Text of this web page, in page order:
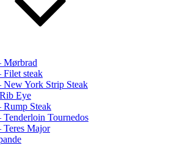
Mørbrad
Filet steak
New York Strip Steak
Eye
Rump Steak
Tenderloin Tournedos
Teres Major